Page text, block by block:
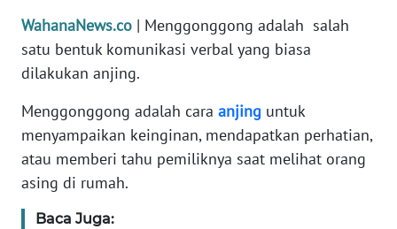
WahanaNews.co | Menggonggong adalah salah
satu bentuk komunikasi verbal yang biasa
dilakukan anjing.
Menggonggong adalah cara anjing untuk
menyampaikan keinginan, mendapatkan perhatian,
atau memberi tahu pemiliknya saat melihat orang
asing di rumah.
Baca Juga:
EDITORIAL
Informasi
INDEKS
BERITA
KONTAK